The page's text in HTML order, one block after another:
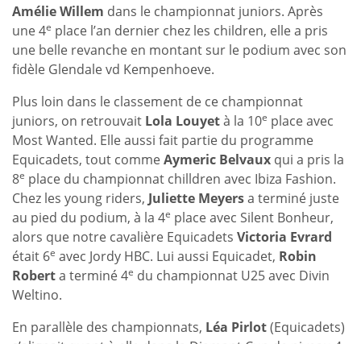
Amélie Willem dans le championnat juniors. Après
une 4e place l’an dernier chez les children, elle a pris
une belle revanche en montant sur le podium avec son
fidèle Glendale vd Kempenhoeve.
Plus loin dans le classement de ce championnat
juniors, on retrouvait Lola Louyetà la 10e place avec
Most Wanted. Elle aussi fait partie du programme
Equicadets, tout commeAymeric Belvaux qui a pris la
8e place du championnat chilldren avec Ibiza Fashion.
Chez les young riders, Juliette Meyersa terminé juste
au pied du podium, à la 4e place avec Silent Bonheur,
alors que notre cavalière Equicadets Victoria Evrard
était 6e avec Jordy HBC. Lui aussi Equicadet, Robin
Roberta terminé 4e du championnat U25 avec Divin
Weltino.
En parallèle des championnats, Léa Pirlot(Equicadets)